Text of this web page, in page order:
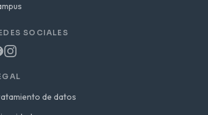
SOCIALES
de datos